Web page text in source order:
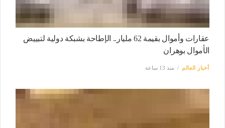
عقارات وأموال بقيمة 62 مليار.. الإطاحة بشبكة دولية لتبييض
الأموال بوهران
أخبار العالم منذ 13 ساعة